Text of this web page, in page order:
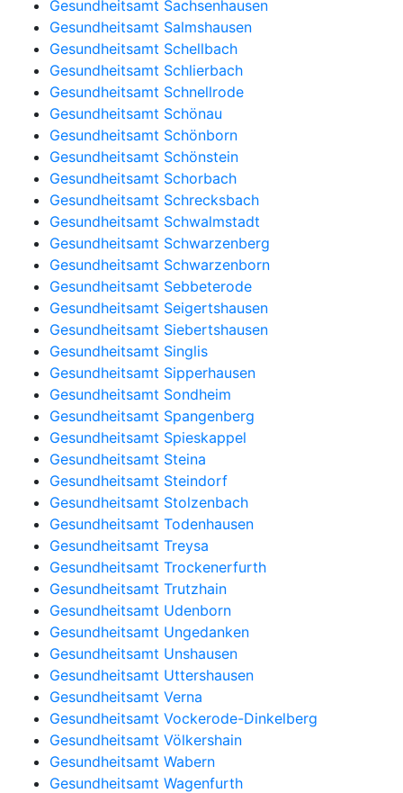
Gesundheitsamt Sachsenhausen
Gesundheitsamt Salmshausen
Gesundheitsamt Schellbach
Gesundheitsamt Schlierbach
Gesundheitsamt Schnellrode
Gesundheitsamt Schönau
Gesundheitsamt Schönborn
Gesundheitsamt Schönstein
Gesundheitsamt Schorbach
Gesundheitsamt Schrecksbach
Gesundheitsamt Schwalmstadt
Gesundheitsamt Schwarzenberg
Gesundheitsamt Schwarzenborn
Gesundheitsamt Sebbeterode
Gesundheitsamt Seigertshausen
Gesundheitsamt Siebertshausen
Gesundheitsamt Singlis
Gesundheitsamt Sipperhausen
Gesundheitsamt Sondheim
Gesundheitsamt Spangenberg
Gesundheitsamt Spieskappel
Gesundheitsamt Steina
Gesundheitsamt Steindorf
Gesundheitsamt Stolzenbach
Gesundheitsamt Todenhausen
Gesundheitsamt Treysa
Gesundheitsamt Trockenerfurth
Gesundheitsamt Trutzhain
Gesundheitsamt Udenborn
Gesundheitsamt Ungedanken
Gesundheitsamt Unshausen
Gesundheitsamt Uttershausen
Gesundheitsamt Verna
Gesundheitsamt Vockerode-Dinkelberg
Gesundheitsamt Völkershain
Gesundheitsamt Wabern
Gesundheitsamt Wagenfurth